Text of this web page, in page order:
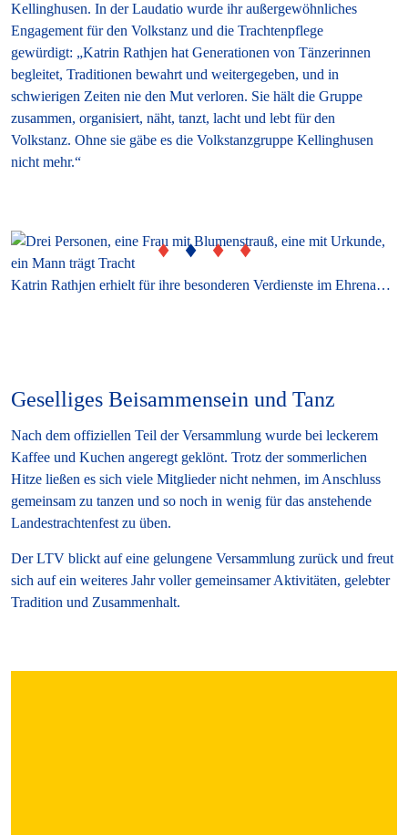
Kellinghusen. In der Laudatio wurde ihr außergewöhnliches
Engagement für den Volkstanz und die Trachtenpflege
gewürdigt: „Katrin Rathjen hat Generationen von Tänzerinnen
begleitet, Traditionen bewahrt und weitergegeben, und in
schwierigen Zeiten nie den Mut verloren. Sie hält die Gruppe
zusammen, organisiert, näht, tanzt, lacht und lebt für den
Volkstanz. Ohne sie gäbe es die Volkstanzgruppe Kellinghusen
nicht mehr.“
Katrin Rathjen erhielt für ihre besonderen Verdienste im Ehrenamt die Silberne Ehrennadel des SHHB © Bernadett Skala / LTV-SH
Geselliges Beisammensein und Tanz
Nach dem offiziellen Teil der Versammlung wurde bei leckerem
Kaffee und Kuchen angeregt geklönt. Trotz der sommerlichen
Hitze ließen es sich viele Mitglieder nicht nehmen, im Anschluss
gemeinsam zu tanzen und so noch in wenig für das anstehende
Landestrachtenfest zu üben.
Der LTV blickt auf eine gelungene Versammlung zurück und freut
sich auf ein weiteres Jahr voller gemeinsamer Aktivitäten, gelebter
Tradition und Zusammenhalt.